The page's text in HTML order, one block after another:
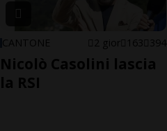
CANTONE 2 gior 163 394
Nicolò Casolini lascia
la RSI